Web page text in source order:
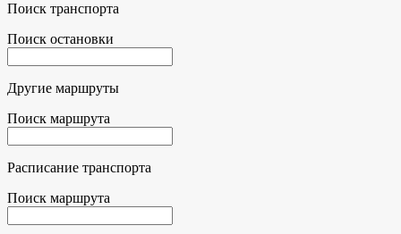
Поиск транспорта
Поиск остановки
Другие маршруты
Поиск маршрута
Расписание транспорта
Поиск маршрута